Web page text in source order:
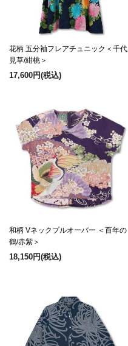
花柄 五分袖フレアチュニック＜千代
見草/紺桃＞
17,600円(税込)
和柄 Vネックプルオーバー ＜百年の
鶴/赤紫＞
18,150円(税込)